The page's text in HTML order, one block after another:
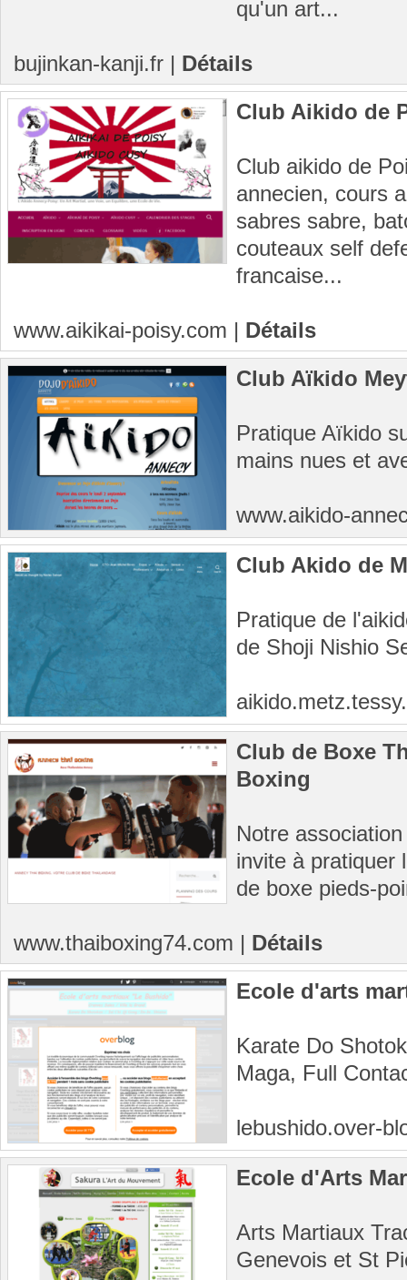
qu'un art...
bujinkan-kanji.fr | Détails
Club Aikido de
Club aikido de
annecien, cours
sabres sabre,
couteaux self
francaise...
www.aikikai-poisy.com | Détails
Club Aïkido
Pratique Aïkido
mains nues et
www.aikido-
Club Akido de
Pratique de
de Shoji Nishio
Club de Boxe
Boxing
Notre
invite à pratiquer
de boxe pieds-
www.thaiboxing74.com | Détails
Ecole d'arts
Karate Do
Maga, Full
lebushido.over-
Ecole d'Arts
Arts Martiaux
Genevois et St